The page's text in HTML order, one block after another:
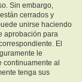
Sin embargo,
cerrados y
unirse haciendo
aprobación para
El
le
continuamente al
tenga sus